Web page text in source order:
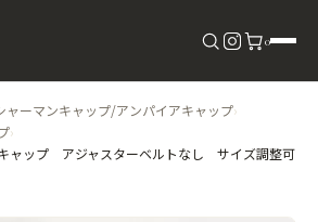
0
ャーマンキャップ/アンパイアキャップ›
›
ャップ アジャスターベルトなし サイズ調整可